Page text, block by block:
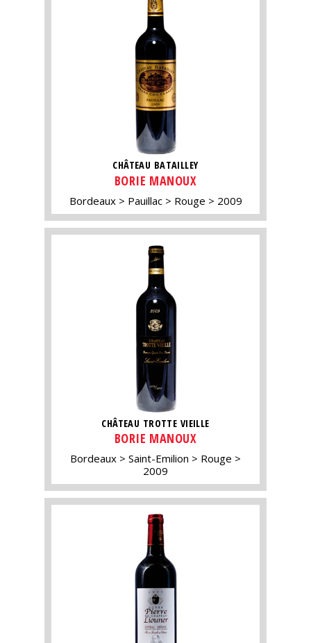
CHÂTEAU BATAILLEY
BORIE MANOUX
Bordeaux Pauillac Rouge 2009
CHÂTEAU TROTTE VIEILLE
BORIE MANOUX
Bordeaux Saint-Emilion
Rouge
2009